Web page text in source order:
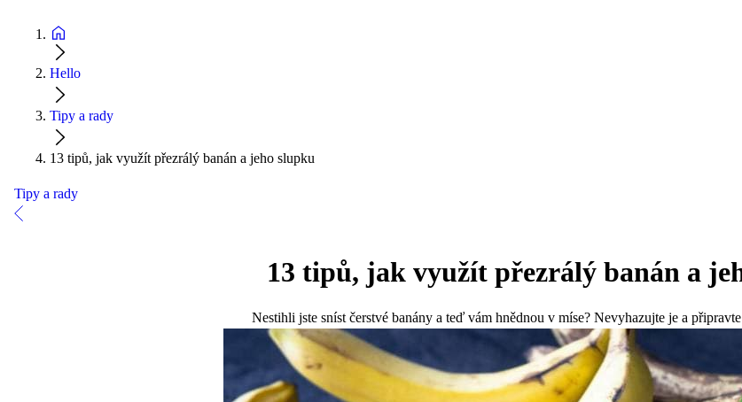
Hello
Tipy a rady
13 tipů, jak využít přezrálý banán a jeho slupku
Tipy a rady
13 tipů, jak využít přezrálý banán a
Nestihli jste sníst čerstvé banány a teď vám hnědnou v míse? Nevyhazujte je a